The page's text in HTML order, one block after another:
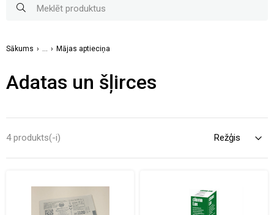
Sākums Mājas aptieciņa
Adatas un šļirces
4 produkts(-i)